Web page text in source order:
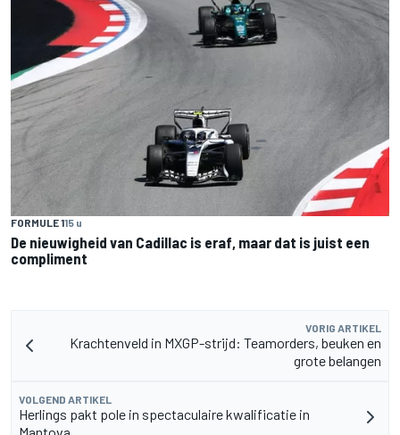
FORMULE 115 u
De nieuwigheid van Cadillac is eraf, maar dat is juist een
compliment
VORIG ARTIKEL
Krachtenveld in MXGP-strijd: Teamorders, beuken en
grote belangen
VOLGEND ARTIKEL
Herlings pakt pole in spectaculaire kwalificatie in